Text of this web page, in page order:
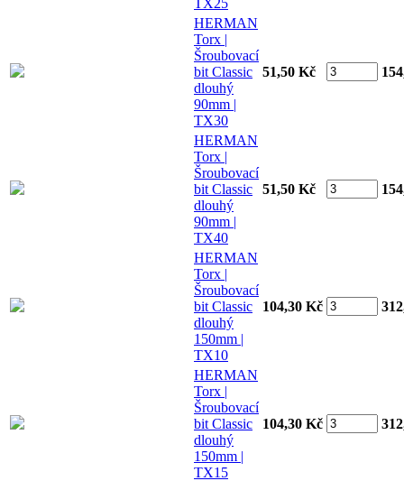
HERMAN
Torx |
Šroubovací
bit Classic
dlouhý
90mm |
TX30
51,50 Kč
HERMAN
Torx |
Šroubovací
bit Classic
dlouhý
90mm |
TX40
51,50 Kč
HERMAN
Torx |
Šroubovací
bit Classic
dlouhý
150mm |
TX10
104,30 Kč
HERMAN
Torx |
Šroubovací
bit Classic
dlouhý
150mm |
TX15
104,30 Kč